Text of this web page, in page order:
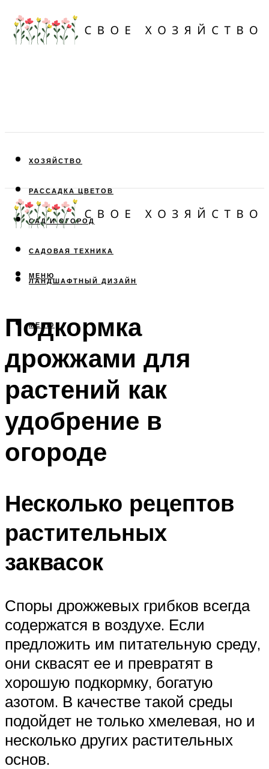
ХОЗЯЙСТВО
РАССАДКА ЦВЕТОВ
САД И ОГОРОД
САДОВАЯ ТЕХНИКА
ЛАНДШАФТНЫЙ ДИЗАЙН
МЕНЮ
МЕНЮ
Подкормка
дрожжами для
растений как
удобрение в
огороде
Несколько рецептов
растительных
заквасок
Споры дрожжевых грибков всегда
содержатся в воздухе. Если
предложить им питательную среду,
они сквасят ее и превратят в
хорошую подкормку, богатую
азотом. В качестве такой среды
подойдет не только хмелевая, но и
несколько других растительных
основ.